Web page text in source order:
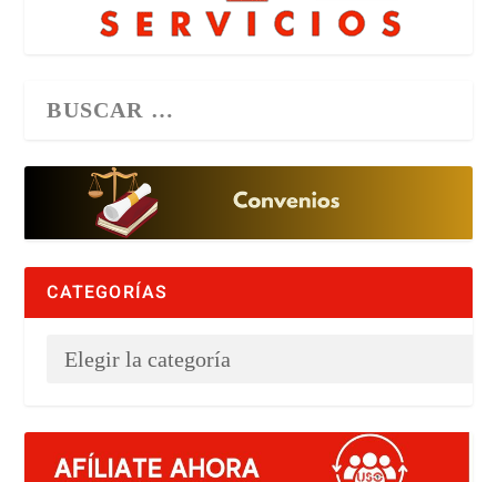
CATEGORÍAS